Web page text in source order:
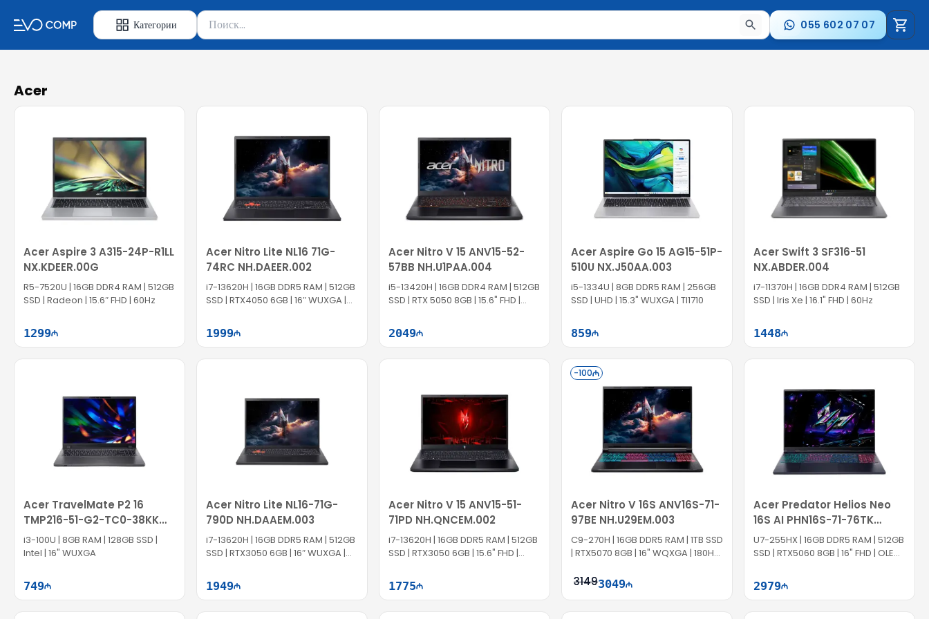
Категории
Поиск товаров
Введите минимум 2 символа для поиска. Нажмите Enter для отправки или используйте стрелки для навигации по результатам.
055 602 07 07
Acer
Acer Aspire 3 A315-24P-R1LL
NX.KDEER.00G
R5-7520U | 16GB DDR4 RAM | 512GB
SSD | Radeon | 15.6″ FHD | 60Hz
1299
Acer Nitro Lite NL16 71G-
74RC NH.DAEER.002
i7-13620H | 16GB DDR5 RAM | 512GB
SSD | RTX4050 6GB | 16″ WUXGA |
1999
Acer Nitro V 15 ANV15-52-
57BB NH.U1PAA.004
i5-13420H | 16GB DDR4 RAM | 512GB
SSD | RTX 5050 8GB | 15.6" FHD |
2049
Acer Aspire Go 15 AG15-51P-
510U NX.J50AA.003
i5-1334U | 8GB DDR5 RAM | 256GB
SSD | UHD | 15.3" WUXGA | TI1710
859
Acer Swift 3 SF316-51
NX.ABDER.004
i7-11370H | 16GB DDR4 RAM | 512GB
SSD | Iris Xe | 16.1" FHD | 60Hz
1448
Acer TravelMate P2 16
TMP216-51-G2-TC0-38KK
NX.BJSER.005
i3-100U | 8GB RAM | 128GB SSD |
Intel | 16" WUXGA
749
Acer Nitro Lite NL16-71G-
790D NH.DAAEM.003
i7-13620H | 16GB DDR5 RAM | 512GB
SSD | RTX3050 6GB | 16″ WUXGA |
1949
Acer Nitro V 15 ANV15-51-
71PD NH.QNCEM.002
i7-13620H | 16GB DDR5 RAM | 512GB
SSD | RTX3050 6GB | 15.6" FHD |
1775
-100
Acer Nitro V 16S ANV16S-71-
97BE NH.U29EM.003
C9-270H | 16GB DDR5 RAM | 1TB SSD
| RTX5070 8GB | 16" WQXGA | 180Hz |
31493049
Acer Predator Helios Neo
16S AI PHN16S-71-76TK
NH.QX9SG.008
U7-255HX | 16GB DDR5 RAM | 512GB
SSD | RTX5060 8GB | 16" FHD | OLED |
2979